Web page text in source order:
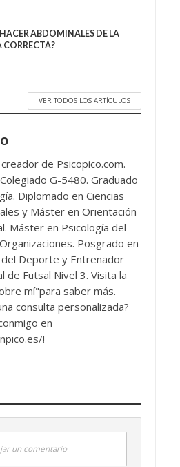
ABDOMINALES DE LA
CORRECTA?
VER TODOS LOS ARTÍCULOS
de Psicopico.com.
G-5480. Graduado
Diplomado en Ciencias
y Máster en Orientación
Máster en Psicología del
Posgrado en
del Deporte y Entrenador
de Futsal Nivel 3. Visita la
mí"para saber más.
consulta personalizada?
en
!
un comentario